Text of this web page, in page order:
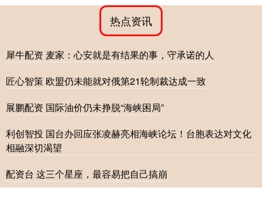
热点资讯
犀牛配资 麦家：心安就是有结果的事，守承诺的人
匠心智策 欧盟仍未能就对俄第21轮制裁达成一致
展鹏配资 国际油价仍未挣脱“海峡困局”
利创智投 国台办回应张凌赫亮相海峡论坛！台胞表达对文化
相融深切渴望
配资台 这三个星座，最容易把自己搞崩